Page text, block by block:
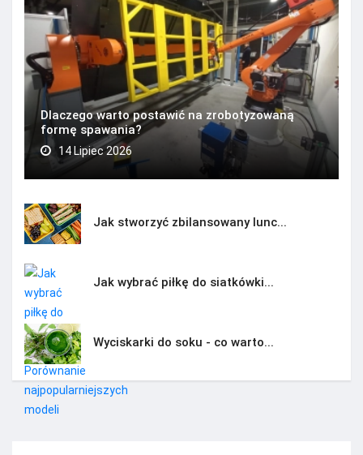
Dlaczego warto postawić na zrobotyzowaną
formę spawania?
14 Lipiec 2026
Jak stworzyć zbilansowany lunc...
Jak wybrać piłkę do siatkówki...
Wyciskarki do soku - co warto...